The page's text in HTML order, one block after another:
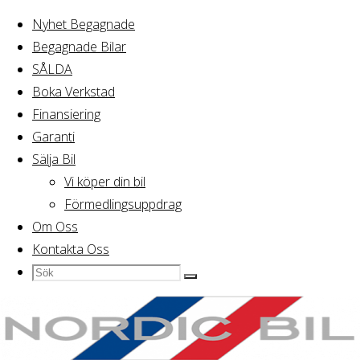
Nyhet Begagnade
Begagnade Bilar
SÅLDA
Boka Verkstad
Finansiering
Garanti
Sälja Bil
Vi köper din bil
Förmedlingsuppdrag
Om Oss
Kontakta Oss
Sök
Sök
Sök
Hem
SÅLDASida 3
SÅLDA
Showing 25–36 of 56 results